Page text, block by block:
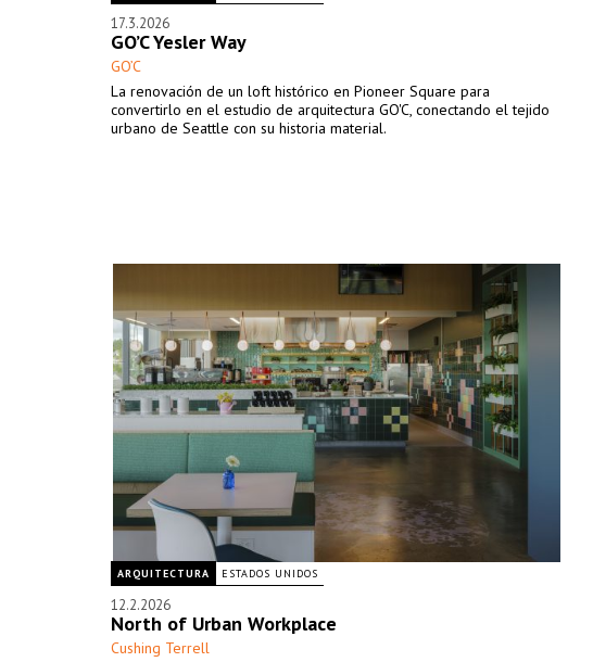
17.3.2026
GO’C Yesler Way
GO’C
La renovación de un loft histórico en Pioneer Square para
convertirlo en el estudio de arquitectura GO'C, conectando el tejido
urbano de Seattle con su historia material.
ARQUITECTURA ESTADOS UNIDOS
12.2.2026
North of Urban Workplace
Cushing Terrell